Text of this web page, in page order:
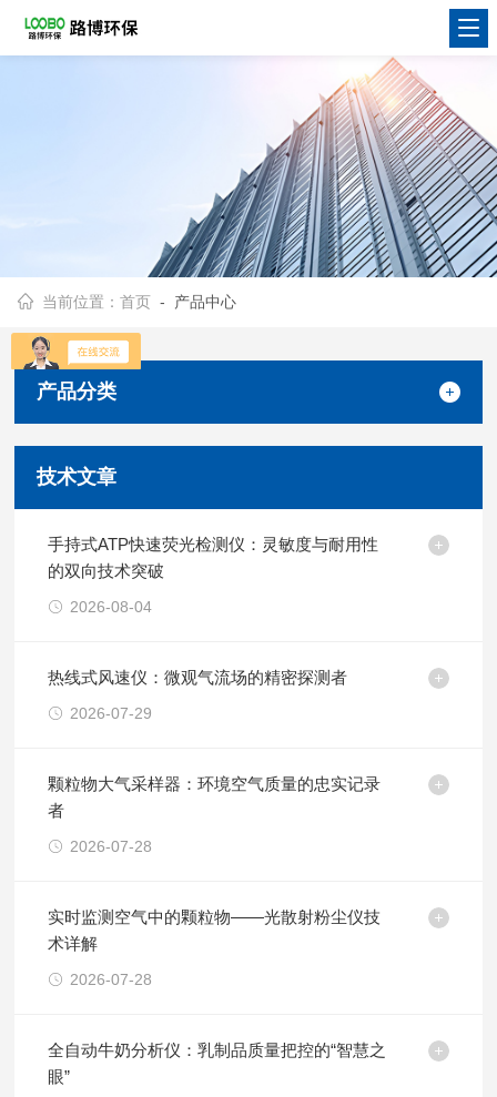
当前位置：首页 - 产品中心
产品分类
技术文章
手持式ATP快速荧光检测仪：灵敏度与耐用性
的双向技术突破
2026-08-04
热线式风速仪：微观气流场的精密探测者
2026-07-29
颗粒物大气采样器：环境空气质量的忠实记录
者
2026-07-28
实时监测空气中的颗粒物——光散射粉尘仪技
术详解
2026-07-28
全自动牛奶分析仪：乳制品质量把控的“智慧之
眼”